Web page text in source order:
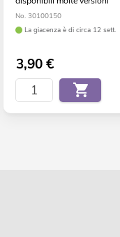
No. 30100150
La giacenza è di circa 12 sett.
3,90€